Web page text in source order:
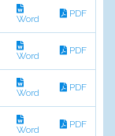
Word PDF
Word PDF
Word PDF
Word PDF